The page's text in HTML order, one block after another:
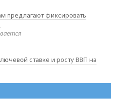
предлагают фиксировать
ставке и росту ВВП на